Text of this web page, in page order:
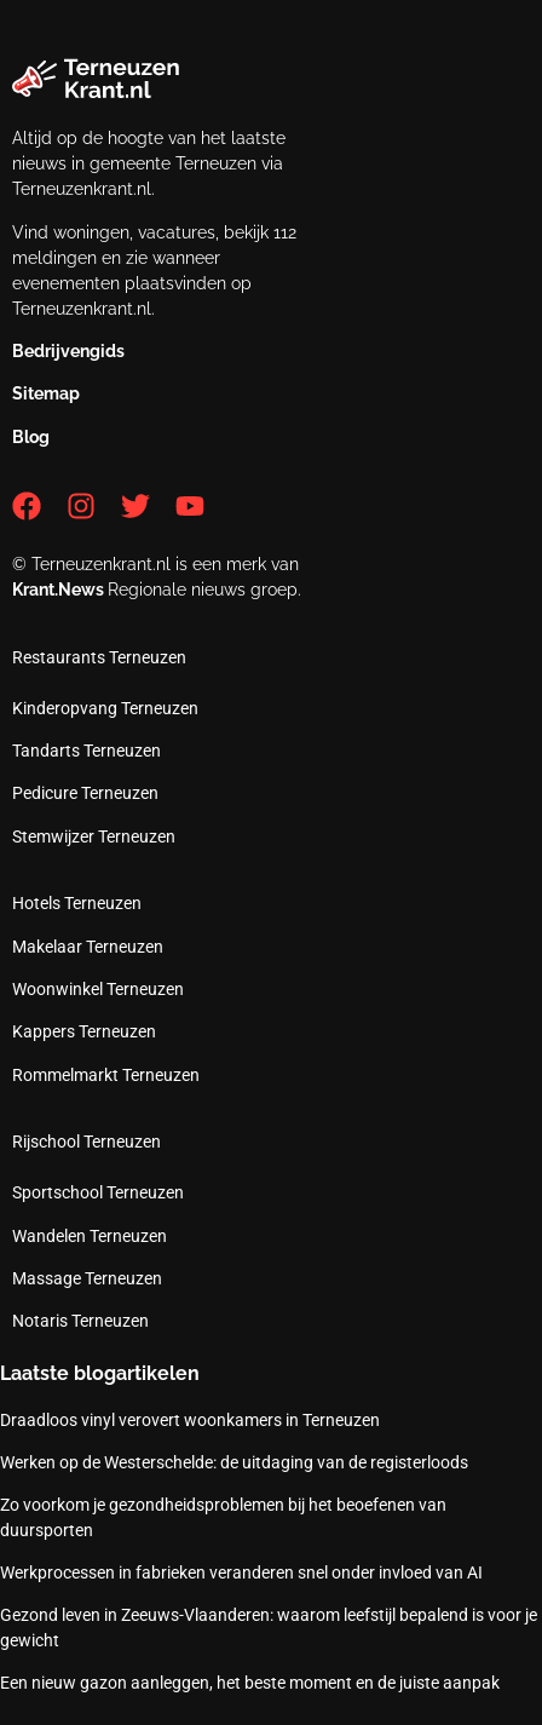
Altijd op de hoogte van het laatste
nieuws in gemeente Terneuzen via
Terneuzenkrant.nl.
Vind woningen, vacatures, bekijk 112
meldingen en zie wanneer
evenementen plaatsvinden op
Terneuzenkrant.nl.
Bedrijvengids
Sitemap
Blog
© Terneuzenkrant.nl is een merk van
Krant.News Regionale nieuws groep.
Restaurants Terneuzen
Kinderopvang Terneuzen
Tandarts Terneuzen
Pedicure Terneuzen
Stemwijzer Terneuzen
Hotels Terneuzen
Makelaar Terneuzen
Woonwinkel Terneuzen
Kappers Terneuzen
Rommelmarkt Terneuzen
Rijschool Terneuzen
Sportschool Terneuzen
Wandelen Terneuzen
Massage Terneuzen
Notaris Terneuzen
Laatste blogartikelen
Draadloos vinyl verovert woonkamers in Terneuzen
Werken op de Westerschelde: de uitdaging van de registerloods
Zo voorkom je gezondheidsproblemen bij het beoefenen van
duursporten
Werkprocessen in fabrieken veranderen snel onder invloed van AI
Gezond leven in Zeeuws-Vlaanderen: waarom leefstijl bepalend is voor je
gewicht
Een nieuw gazon aanleggen, het beste moment en de juiste aanpak